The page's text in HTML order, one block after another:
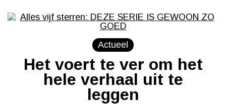
Actueel
Het voert te ver om het
hele verhaal uit te
leggen